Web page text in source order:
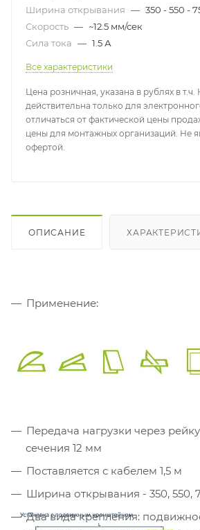
Ширина открывания — 350 - 550 -
Скорость — ~12.5 мм/сек
Сила тока — 1.5 А
Все характеристики
Цена розничная, указана в рублях в т.ч.
действительна только для
отличаться от фактической цены
цены для монтажных организаций. Не
офертой.
ОПИСАНИЕ
Применение:
Передача нагрузки через
сечения 12 мм
Поставляется с кабелем 1,5 м
Ширина открывания - 350, 550,
Два вида крепления: